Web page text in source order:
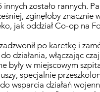
innych zostało rannych.
zginęłoby
jak oddział Co-op na
po karetkę i
działania, włączając
były w miejscowym
specjalnie
wsparcia działań